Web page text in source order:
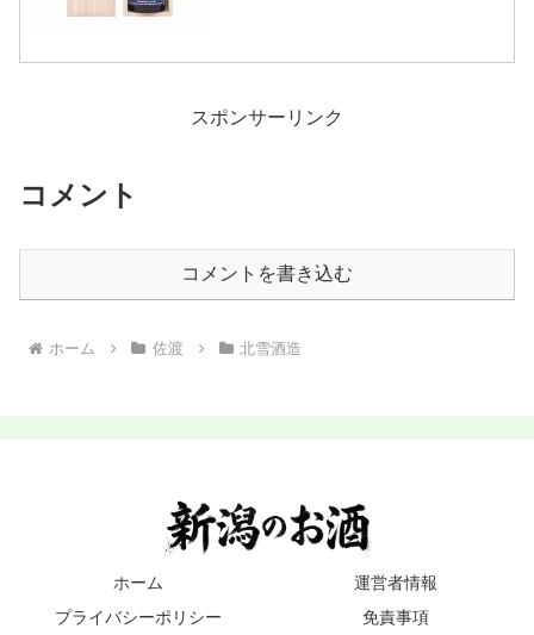
スポンサーリンク
コメント
コメントを書き込む
ホーム 佐渡 北雪酒造
ホーム
運営者情報
プライバシーポリシー
免責事項